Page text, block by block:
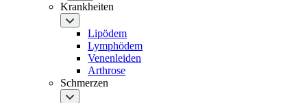
Krankheiten
Lipödem
Lymphödem
Venenleiden
Arthrose
Schmerzen